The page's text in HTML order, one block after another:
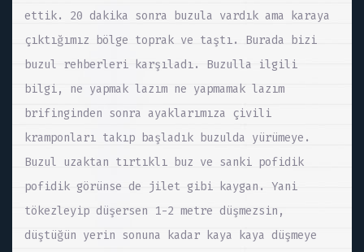
ettik. 20 dakika sonra buzula vardık ama karaya
çıktığımız bölge toprak ve taştı. Burada bizi
buzul rehberleri karşıladı. Buzulla ilgili
bilgi, ne yapmak lazım ne yapmamak lazım
brifinginden sonra ayaklarımıza çivili
kramponları takıp başladık buzulda yürümeye.
Buzul uzaktan tırtıklı buz ve sanki pofidik
pofidik görünse de jilet gibi kaygan. Yani
tökezleyip düşersen 1-2 metre düşmezsin,
düştüğün yerin sonuna kadar kaya kaya düşmeye